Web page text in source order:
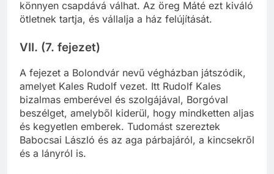
könnyen csapdává válhat. Az öreg Máté ezt kiváló
ötletnek tartja, és vállalja a ház felújítását.
VII. (7. fejezet)
A fejezet a Bolondvár nevű végházban játszódik,
amelyet Kales Rudolf vezet. Itt Rudolf Kales
bizalmas emberével és szolgájával, Borgóval
beszélget, amelyből kiderül, hogy mindketten aljas
és kegyetlen emberek. Tudomást szereztek
Babocsai László és az aga párbajáról, a kincsekről
és a lányról is.